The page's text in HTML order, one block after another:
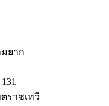
ยาก
ราชเทวี